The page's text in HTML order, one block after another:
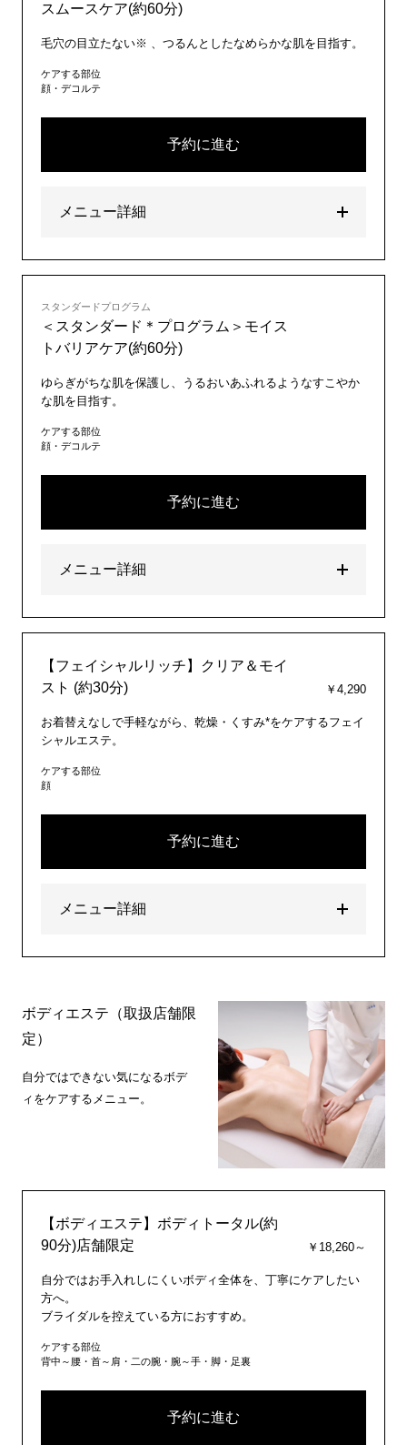
スムースケア(約60分)
毛穴の目立たない※ 、つるんとしたなめらかな肌を目指す。
ケアする部位
顔・デコルテ
予約に進む
メニュー詳細
スタンダードプログラム
＜スタンダード＊プログラム＞モイス
トバリアケア(約60分)
ゆらぎがちな肌を保護し、うるおいあふれるようなすこやか
な肌を目指す。
ケアする部位
顔・デコルテ
予約に進む
メニュー詳細
【フェイシャルリッチ】クリア＆モイ
スト (約30分)
￥4,290
お着替えなしで手軽ながら、乾燥・くすみ*をケアするフェイ
シャルエステ。
ケアする部位
顔
予約に進む
メニュー詳細
ボディエステ（取扱店舗限
定）
自分ではできない気になるボデ
ィをケアするメニュー。
【ボディエステ】ボディトータル(約
90分)店舗限定
￥18,260～
自分ではお手入れしにくいボディ全体を、丁寧にケアしたい
方へ。
ブライダルを控えている方におすすめ。
ケアする部位
背中～腰・首～肩・二の腕・腕～手・脚・足裏
予約に進む